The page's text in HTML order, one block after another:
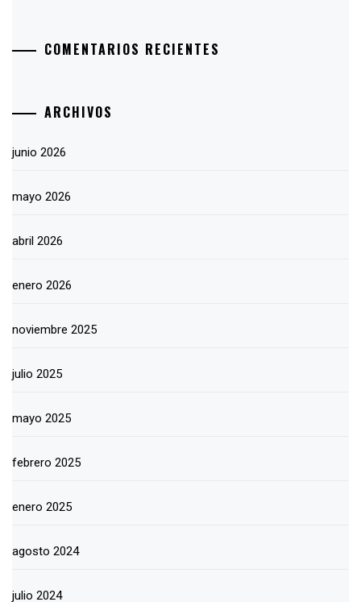
COMENTARIOS RECIENTES
ARCHIVOS
junio 2026
mayo 2026
abril 2026
enero 2026
noviembre 2025
julio 2025
mayo 2025
febrero 2025
enero 2025
agosto 2024
julio 2024